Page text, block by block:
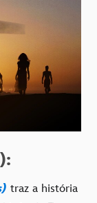
):
traz a história